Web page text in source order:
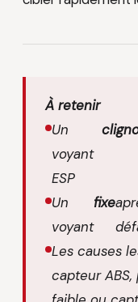
À retenir
Un
voyant
ESP
Un
voyant
fixe
Les causes
capteur